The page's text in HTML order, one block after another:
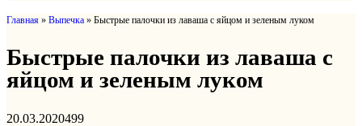
Главная » Выпечка » Быстрые палочки из лаваша с яйцом и зеленым луком
Быстрые палочки из лаваша с
яйцом и зеленым луком
20.03.2020499